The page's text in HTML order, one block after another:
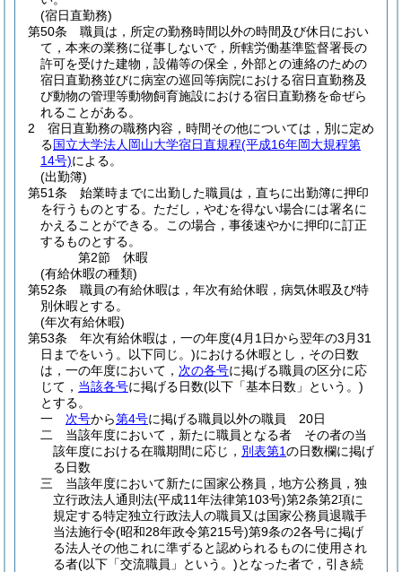
(宿日直勤務)
第50条
職員は，所定の勤務時間以外の時間及び休日におい
て，本来の業務に従事しないで，所轄労働基準監督署長の
許可を受けた建物，設備等の保全，外部との連絡のための
宿日直勤務並びに病室の巡回等病院における宿日直勤務及
び動物の管理等動物飼育施設における宿日直勤務を命ぜら
れることがある。
2
宿日直勤務の職務内容，時間その他については，別に定め
る国立大学法人岡山大学宿日直規程(平成16年岡大規程第
14号)による。
(出勤簿)
第51条
始業時までに出勤した職員は，直ちに出勤簿に押印
を行うものとする。 ただし，やむを得ない場合には署名に
かえることができる。
この場合，事後速やかに押印に訂正
するものとする。
第2節
休暇
(有給休暇の種類)
第52条
職員の有給休暇は，年次有給休暇，病気休暇及び特
別休暇とする。
(年次有給休暇)
第53条
年次有給休暇は，一の年度(4月1日から翌年の3月31
日までをいう。以下同じ。)における休暇とし，その日数
は，一の年度において， 次の各号に掲げる職員の区分に応
じて， 当該各号に掲げる日数(以下「基本日数」という。)
とする。
一
次号から第4号に掲げる職員以外の職員 20日
二
当該年度において，新たに職員となる者 その者の当
該年度における在職期間に応じ， 別表第1の日数欄に掲げ
る日数
三
当該年度において新たに国家公務員，地方公務員，独
立行政法人通則法(平成11年法律第103号)第2条第2項に
規定する特定独立行政法人の職員又は国家公務員退職手
当法施行令(昭和28年政令第215号)第9条の2各号に掲げ
る法人その他これに準ずると認められるものに使用され
る者(以下「交流職員」という。)となった者で，引き続